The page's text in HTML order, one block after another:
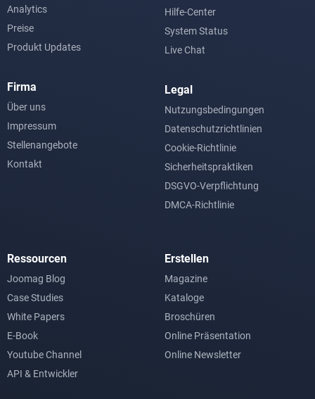
Analytics
Preise
Produkt Updates
Firma
Über uns
Impressum
Stellenangebote
Kontakt
Hilfe-Center
System Status
Live Chat
Legal
Nutzungsbedingungen
Datenschutzrichtlinien
Cookie-Richtlinie
Sicherheitspraktiken
DSGVO-Verpflichtung
DMCA-Richtlinie
Ressourcen
Joomag Blog
Case Studies
White Papers
E-Book
Youtube Channel
API & Entwickler
Erstellen
Magazine
Kataloge
Broschüren
Online Präsentation
Online Newsletter